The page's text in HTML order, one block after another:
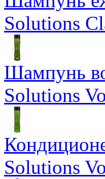
Solutions
Шампунь
Solutions
Solutions